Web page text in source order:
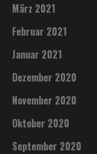
März 2021
Februar 2021
Januar 2021
Dezember 2020
November 2020
Oktober 2020
September 2020